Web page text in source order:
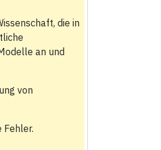
die in
an und
von
Fehler.